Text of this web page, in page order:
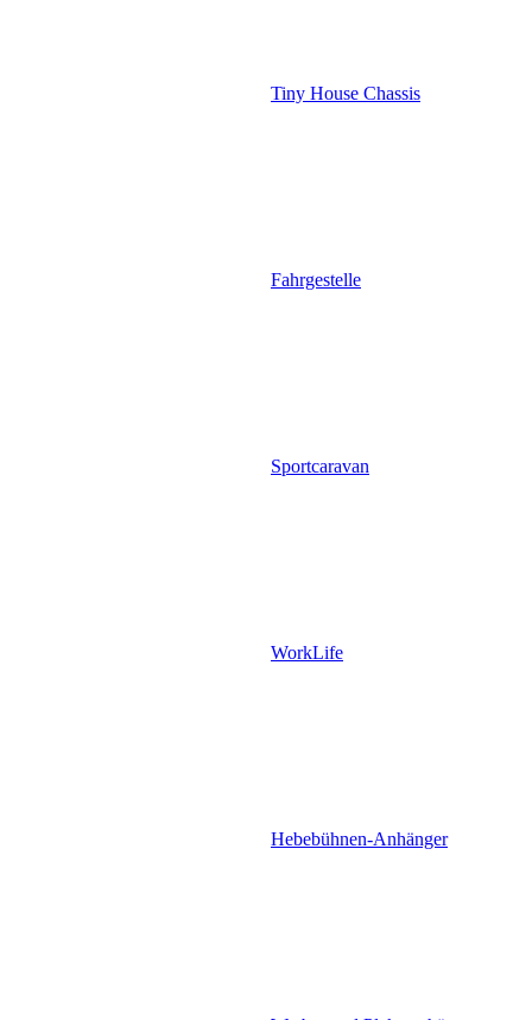
Tiny House Chassis
Fahrgestelle
Sportcaravan
WorkLife
Hebebühnen-Anhänger